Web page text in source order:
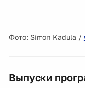
Фото: Simon Kadula /
Выпуски